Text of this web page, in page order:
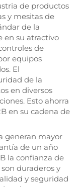
de productos
y mesitas de
de la
en su atractivo
de
equipos
El
de la
en diversos
Esto ahorra
en su cadena de
generan mayor
de un año
la confianza de
duraderos y
y seguridad